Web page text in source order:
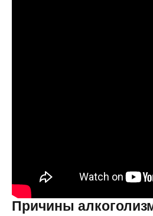
Причины